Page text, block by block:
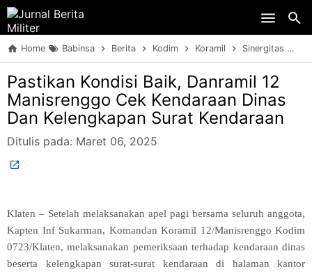
Home Babinsa Berita Kodim Koramil Sinergitas
Pastikan Kondisi Baik, Danramil 12
Manisrenggo Cek Kendaraan Dinas
Dan Kelengkapan Surat Kendaraan
Ditulis pada: Maret 06, 2025
Klaten – Setelah melaksanakan apel pagi bersama seluruh anggota,
Kapten Inf Sukarman, Komandan Koramil 12/Manisrenggo Kodim
0723/Klaten, melaksanakan pemeriksaan terhadap kendaraan dinas
beserta kelengkapan surat-surat kendaraan di halaman kantor